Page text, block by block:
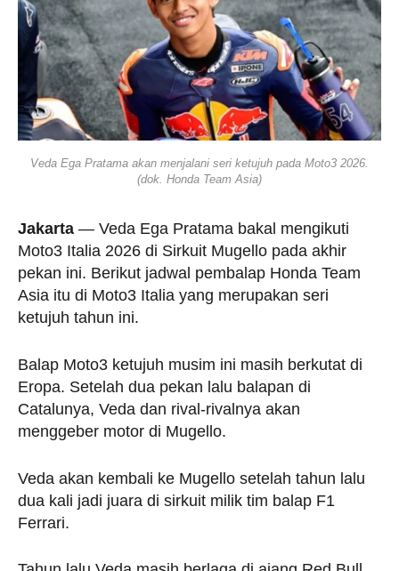
Veda Ega Pratama akan menjalani seri ketujuh pada Moto3 2026.
(dok. Honda Team Asia)
Jakarta — Veda Ega Pratama bakal mengikuti
Moto3 Italia 2026 di Sirkuit Mugello pada akhir
pekan ini. Berikut jadwal pembalap Honda Team
Asia itu di Moto3 Italia yang merupakan seri
ketujuh tahun ini.
Balap Moto3 ketujuh musim ini masih berkutat di
Eropa. Setelah dua pekan lalu balapan di
Catalunya, Veda dan rival-rivalnya akan
menggeber motor di Mugello.
Veda akan kembali ke Mugello setelah tahun lalu
dua kali jadi juara di sirkuit milik tim balap F1
Ferrari.